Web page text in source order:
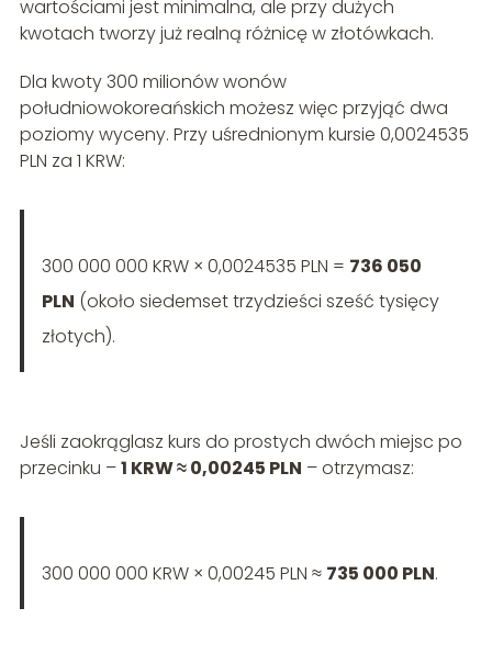
wartościami jest minimalna, ale przy dużych
kwotach tworzy już realną różnicę w złotówkach.
Dla kwoty 300 milionów wonów
południowokoreańskich możesz więc przyjąć dwa
poziomy wyceny. Przy uśrednionym kursie 0,0024535
PLN za 1 KRW:
300 000 000 KRW × 0,0024535 PLN = 736 050
PLN (około siedemset trzydzieści sześć tysięcy
złotych).
Jeśli zaokrąglasz kurs do prostych dwóch miejsc po
przecinku –1 KRW ≈ 0,00245 PLN – otrzymasz:
300 000 000 KRW × 0,00245 PLN ≈ 735 000 PLN.